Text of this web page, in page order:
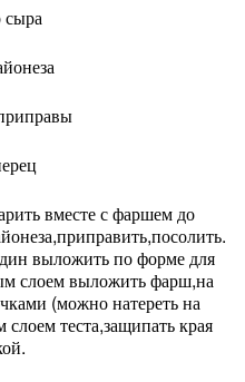
сыра
вместе с фаршем до
выложить по форме для
слоем выложить фарш,на
(можно натереть на
теста,защипать края